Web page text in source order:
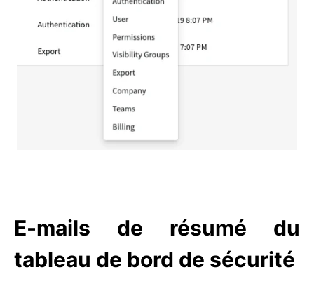
E-mails de résumé du
tableau de bord de sécurité